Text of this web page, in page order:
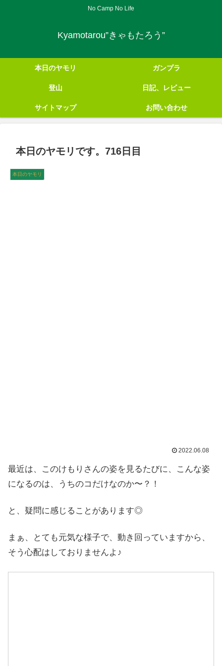
No Camp No Life
Kyamotarou”きゃもたろう”
本日のヤモリ ガンプラ
登山 日記、レビュー
サイトマップ お問い合わせ
本日のヤモリです。716日目
本日のヤモリ
2022.06.08
最近は、このけもりさんの姿を見るたびに、こんな姿
になるのは、うちのコだけなのか〜？！
と、疑問に感じることがあります◎
まぁ、とても元気な様子で、動き回っていますから、
そう心配はしておりませんよ♪